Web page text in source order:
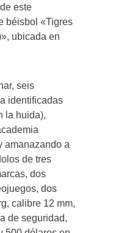
este
béisbol «Tigres
ubicada en
seis
identificadas
la huida),
amanazando a
de tres
dos
dos
calibre 12 mm,
de seguridad,